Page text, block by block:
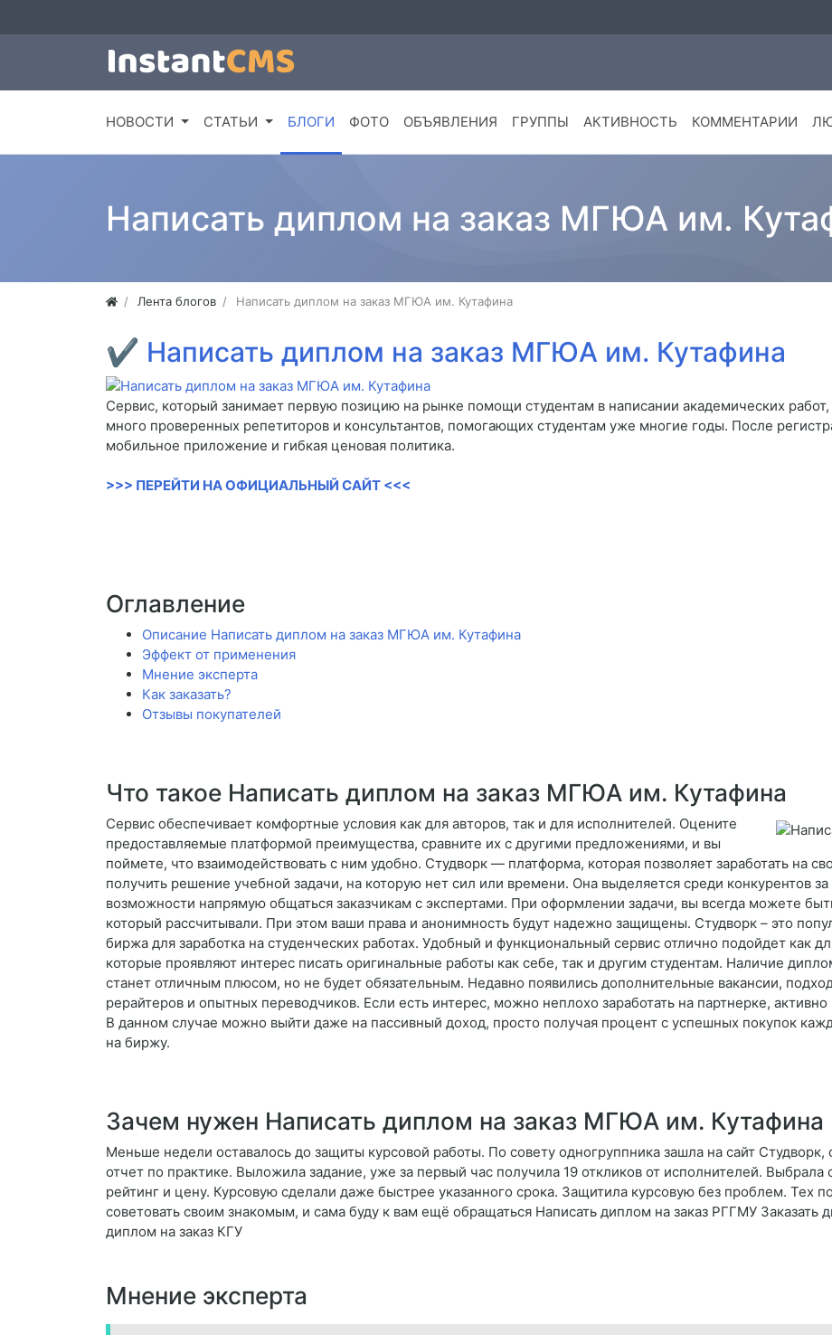
НОВОСТИ СТАТЬИ БЛОГИ ФОТО ОБЪЯВЛЕНИЯ ГРУППЫ АКТИВНОСТЬ КОММЕНТАРИИ
Написать диплом на заказ МГЮА им.
Лента блогов Написать диплом на заказ МГЮА им. Кутафина
✔ Написать диплом на заказ МГЮА им. Кутафина
Сервис, который занимает первую позицию на рынке помощи студентам в написании академических
много проверенных репетиторов и консультантов, помогающих студентам уже многие годы. После
мобильное приложение и гибкая ценовая политика.
>>> ПЕРЕЙТИ НА ОФИЦИАЛЬНЫЙ САЙТ <<<
Оглавление
Описание Написать диплом на заказ МГЮА им. Кутафина
Эффект от применения
Мнение эксперта
Как заказать?
Отзывы покупателей
Что такое Написать диплом на заказ МГЮА им. Кутафина
Сервис обеспечивает комфортные условия как для авторов, так и для исполнителей. Оцените
предоставляемые платформой преимущества, сравните их с другими предложениями, и вы
поймете, что взаимодействовать с ним удобно. Студворк — платформа, которая позволяет заработать на
получить решение учебной задачи, на которую нет сил или времени. Она выделяется среди конкурентов за
возможности напрямую общаться заказчикам с экспертами. При оформлении задачи, вы всегда можете
который рассчитывали. При этом ваши права и анонимность будут надежно защищены. Студворк – это
биржа для заработка на студенческих работах. Удобный и функциональный сервис отлично подойдет как
которые проявляют интерес писать оригинальные работы как себе, так и другим студентам. Наличие
станет отличным плюсом, но не будет обязательным. Недавно появились дополнительные вакансии,
рерайтеров и опытных переводчиков. Если есть интерес, можно неплохо заработать на партнерке, активно
В данном случае можно выйти даже на пассивный доход, просто получая процент с успешных покупок
на биржу.
Зачем нужен Написать диплом на заказ МГЮА им. Кутафина
Меньше недели оставалось до защиты курсовой работы. По совету одногруппника зашла на сайт
отчет по практике. Выложила задание, уже за первый час получила 19 откликов от исполнителей. Выбрала
рейтинг и цену. Курсовую сделали даже быстрее указанного срока. Защитила курсовую без проблем. Тех
советовать своим знакомым, и сама буду к вам ещё обращаться Написать диплом на заказ РГГМУ
диплом на заказ КГУ
Мнение эксперта